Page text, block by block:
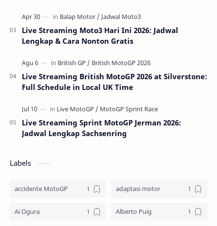
Live Streaming Moto3 Hari Ini 2026: Jadwal
Lengkap & Cara Nonton Gratis
Live Streaming British MotoGP 2026 at Silverstone:
Full Schedule in Local UK Time
Live Streaming Sprint MotoGP Jerman 2026:
Jadwal Lengkap Sachsenring
Labels
accidente MotoGP adaptasi motor
Ai Ogura Alberto Puig